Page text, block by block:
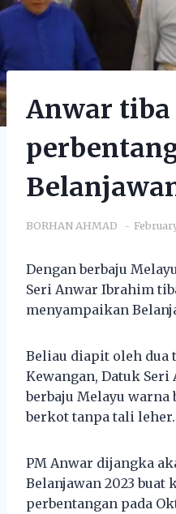
Anwar
BORHAN AHMAD
Dengan berbaju
Seri Anwar Ibrahim
menyampaikan
Beliau diapit oleh dua
Kewangan, Datuk Seri
berbaju Melayu warna
berkot tanpa tali leher.
PM Anwar dijangka
Belanjawan 2023 buat
perbentangan pada